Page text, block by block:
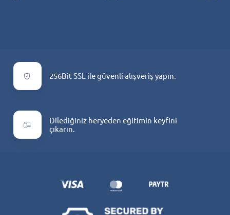
256Bit SSL ile güvenli alışveriş yapın.
Dilediğiniz heryeden eğitimin keyfini
çıkarın.